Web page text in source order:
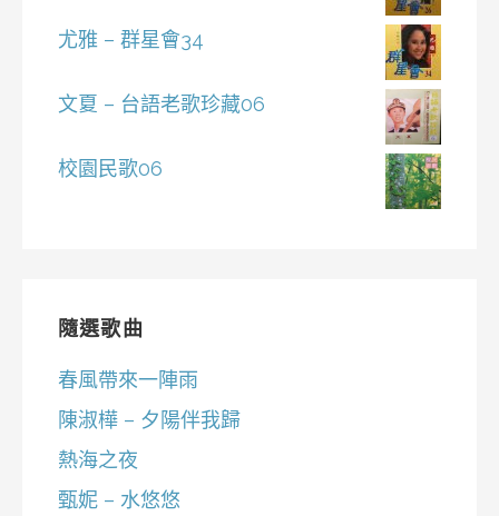
尤雅 – 群星會34
文夏 – 台語老歌珍藏06
校園民歌06
隨選歌曲
春風帶來一陣雨
陳淑樺 – 夕陽伴我歸
熱海之夜
甄妮 – 水悠悠